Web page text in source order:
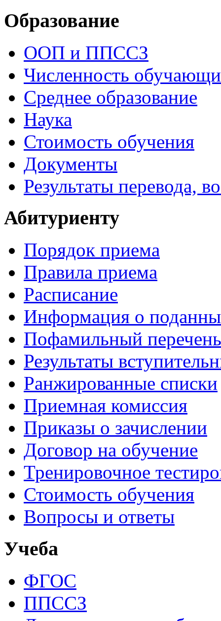
Образование
ООП и ППССЗ
Численность
Среднее образование
Наука
Стоимость обучения
Документы
Результаты перевода,
Абитуриенту
Порядок приема
Правила приема
Расписание
Информация о
Пофамильный
Результаты
Ранжированные списки
Приемная комиссия
Приказы о зачислении
Договор на обучение
Тренировочное
Стоимость обучения
Вопросы и ответы
Учеба
ФГОС
ППССЗ